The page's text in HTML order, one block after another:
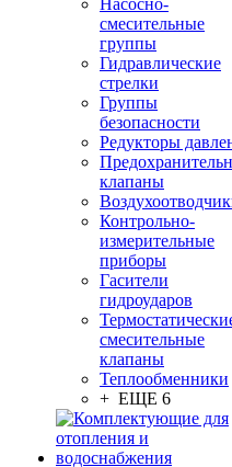
Насосно-
смесительные
группы
Гидравлические
стрелки
Группы
безопасности
Редукторы
клапаны
Контрольно-
измерительные
приборы
Гасители
гидроударов
смесительные
клапаны
Теплообменники
+ ЕЩЕ 6